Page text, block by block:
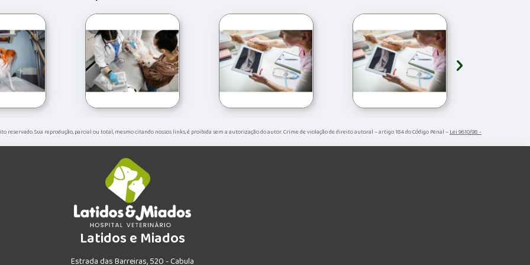
›
reservado. Sua reprodução, parcial ou total, mesmo citando nossos links, é proibida sem a autorização do autor. Crime de violação de direito autoral – artigo 184 do Código Penal –Lei 9610/98 -
Latidos e Miados
Estrada das Barreiras, 520 - Cabula